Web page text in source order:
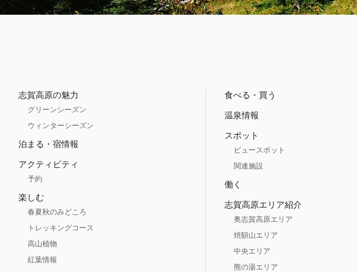
志賀高原の魅力
グリーンシーズン
ウィンターシーズン
泊まる・宿情報
アクティビティ
予約
楽しむ
春夏秋のみどころ
トレッキングコース
高山植物
紅葉情報
食べる・買う
温泉情報
スポット
ビュースポット
関連施設
働く
志賀高原エリア紹介
奥志賀高原エリア
焼額山エリア
中央エリア
熊の湯エリア